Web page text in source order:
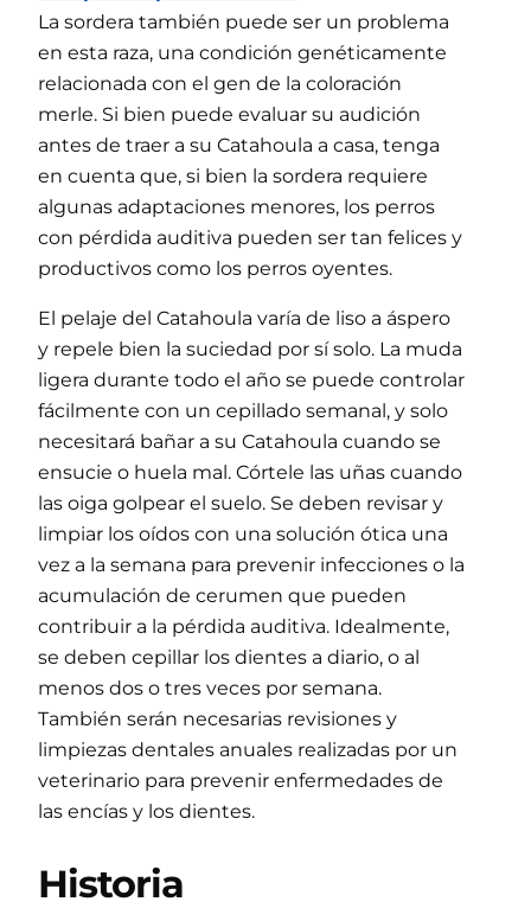
La sordera también puede ser un problema
en esta raza, una condición genéticamente
relacionada con el gen de la coloración
merle. Si bien puede evaluar su audición
antes de traer a su Catahoula a casa, tenga
en cuenta que, si bien la sordera requiere
algunas adaptaciones menores, los perros
con pérdida auditiva pueden ser tan felices y
productivos como los perros oyentes.
El pelaje del Catahoula varía de liso a áspero
y repele bien la suciedad por sí solo. La muda
ligera durante todo el año se puede controlar
fácilmente con un cepillado semanal, y solo
necesitará bañar a su Catahoula cuando se
ensucie o huela mal. Córtele las uñas cuando
las oiga golpear el suelo. Se deben revisar y
limpiar los oídos con una solución ótica una
vez a la semana para prevenir infecciones o la
acumulación de cerumen que pueden
contribuir a la pérdida auditiva. Idealmente,
se deben cepillar los dientes a diario, o al
menos dos o tres veces por semana.
También serán necesarias revisiones y
limpiezas dentales anuales realizadas por un
veterinario para prevenir enfermedades de
las encías y los dientes.
Historia